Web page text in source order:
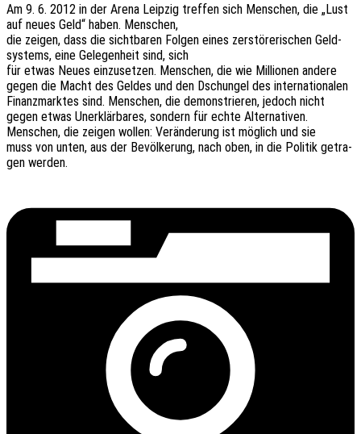
Am 9. 6. 2012 in der Arena Leip­zig tref­fen sich Menschen, die „Lust
auf neues Geld“ haben. Menschen,
die zeigen, dass die sicht­ba­ren Folgen eines zerstö­re­ri­schen Geld­
sys­tems, eine Gele­gen­heit sind, sich
für etwas Neues einzu­set­zen. Menschen, die wie Millio­nen andere
gegen die Macht des Geldes und den Dschun­gel des inter­na­tio­na­len
Finanz­mark­tes sind. Menschen, die demons­trie­ren, jedoch nicht
gegen etwas Uner­klär­ba­res, sondern für echte Alter­na­ti­ven.
Menschen, die zeigen wollen: Verän­de­rung ist möglich und sie
muss von unten, aus der Bevöl­ke­rung, nach oben, in die Poli­tik getra­
gen werden.